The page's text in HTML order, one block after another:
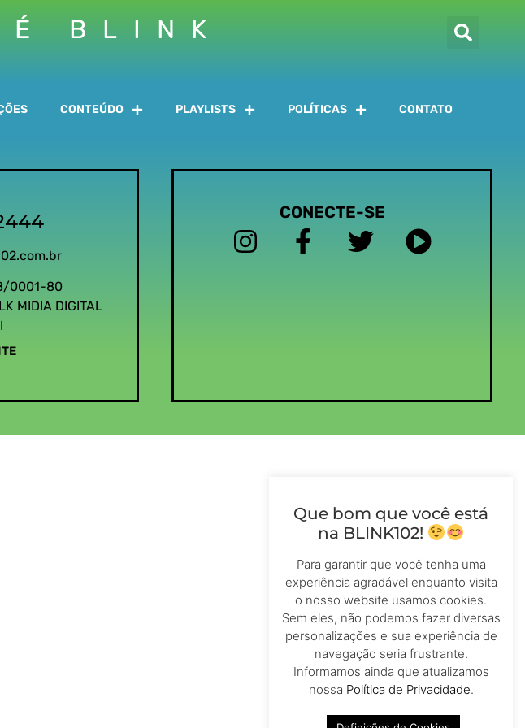
É BLINK
CONTEÚDO PLAYLISTS POLÍTICAS CONTATO
0001-80
MIDIA DIGITAL
CONECTE-SE
Que bom que você está
na BLINK102!
Para garantir que você tenha uma
experiência agradável enquanto visita
o nosso website usamos cookies.
Sem eles, não podemos fazer diversas
personalizações e sua experiência de
navegação seria frustrante.
Informamos ainda que atualizamos
nossa Política de Privacidade.